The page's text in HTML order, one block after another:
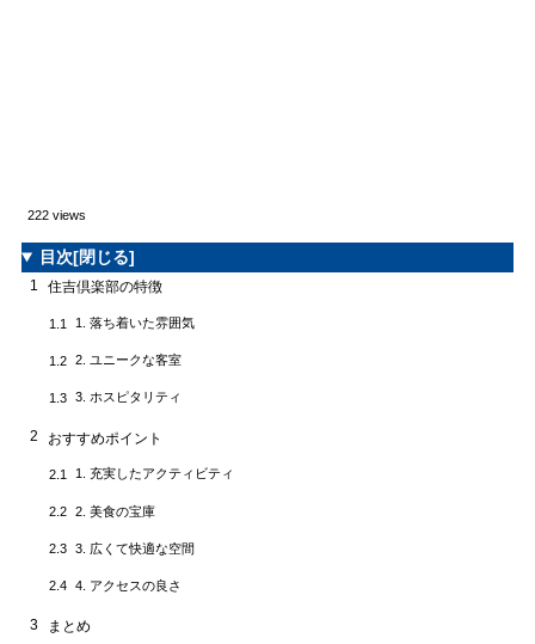
222 views
目次[閉じる]
1 住吉倶楽部の特徴
1.1 1. 落ち着いた雰囲気
1.2 2. ユニークな客室
1.3 3. ホスピタリティ
2 おすすめポイント
2.1 1. 充実したアクティビティ
2.2 2. 美食の宝庫
2.3 3. 広くて快適な空間
2.4 4. アクセスの良さ
3 まとめ